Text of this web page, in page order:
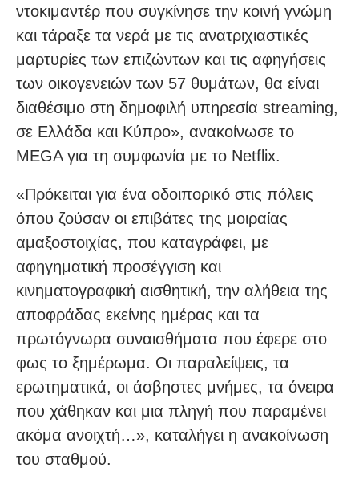
ντοκιμαντέρ που συγκίνησε την κοινή γνώμη
και τάραξε τα νερά με τις ανατριχιαστικές
μαρτυρίες των επιζώντων και τις αφηγήσεις
των οικογενειών των 57 θυμάτων, θα είναι
διαθέσιμο στη δημοφιλή υπηρεσία streaming,
σε Ελλάδα και Κύπρο», ανακοίνωσε το
MEGA για τη συμφωνία με το Netflix.
«Πρόκειται για ένα οδοιπορικό στις πόλεις
όπου ζούσαν οι επιβάτες της μοιραίας
αμαξοστοιχίας, που καταγράφει, με
αφηγηματική προσέγγιση και
κινηματογραφική αισθητική, την αλήθεια της
αποφράδας εκείνης ημέρας και τα
πρωτόγνωρα συναισθήματα που έφερε στο
φως το ξημέρωμα. Οι παραλείψεις, τα
ερωτηματικά, οι άσβηστες μνήμες, τα όνειρα
που χάθηκαν και μια πληγή που παραμένει
ακόμα ανοιχτή…», καταλήγει η ανακοίνωση
του σταθμού.